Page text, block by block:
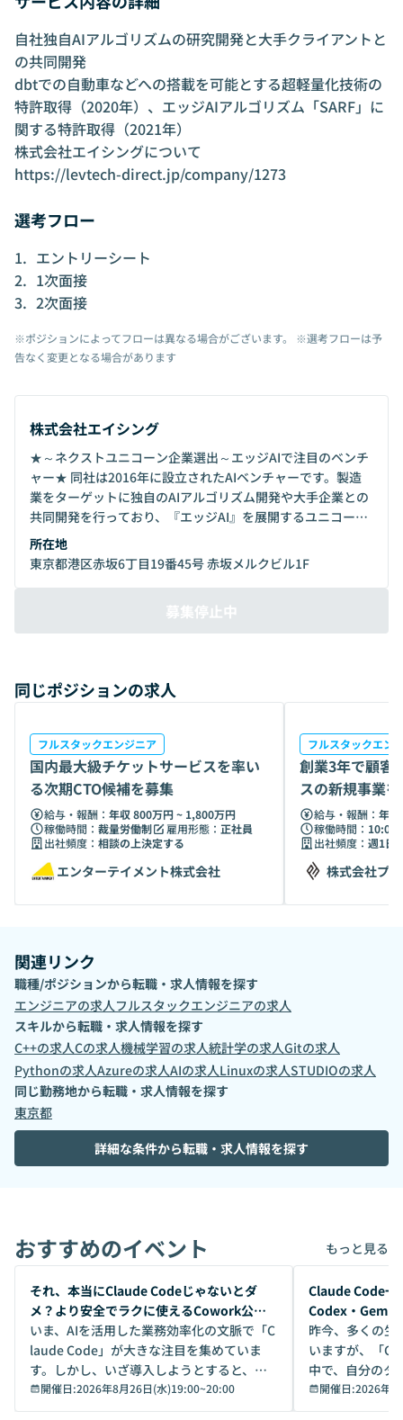
自社独自AIアルゴリズムの研究開発と大手クライアントと
の共同開発
dbtでの自動車などへの搭載を可能とする超軽量化技術の
特許取得（2020年）、エッジAIアルゴリズム「SARF」に
関する特許取得（2021年）
株式会社エイシングについて
https://levtech-direct.jp/company/1273
選考フロー
エントリーシート
1次面接
2次面接
※ポジションによってフローは異なる場合がございます。 ※選考フローは予
告なく変更となる場合があります
株式会社エイシング
★～ネクストユニコーン企業選出～エッジAIで注目のベンチ
ャー★ 同社は2016年に設立されたAIベンチャーです。製造
業をターゲットに独自のAIアルゴリズム開発や大手企業との
共同開発を行っており、『エッジAI』を展開するユニコーン
企業です。 ※エッジAIとは、スマホや車、カメラ等の端末に
AIを搭載し、学習・推論させる技術です。 同社のアルゴリズ
ムの特徴は、Deep Learningのような既存のAIアルゴリズム
が可能である点です。その知見と技術力から、数多くのスタ
ートアップアワード受賞及び、経済産業省の育成プログラム
した。
所在地
東京都港区赤坂6丁目19番45号 赤坂メルクビル1F
募集停止中
同じポジションの求人
フルスタックエンジニア
国内最大級チケットサービスを率い
る次期CTO候補を募集
給与・報酬： 年収 800万円 ~ 1,800万円
稼働時間： 裁量労働制 雇用形態： 正社員
出社頻度： 相談の上決定する
エンターテイメント株式会社
フルスタックエン
創業3年で顧客
スの新規事業
ジニア
給与・報酬： 年
稼働時間： 10:00
出社頻度： 週1日
株式会社プ
関連リンク
職種/ポジションから転職・求人情報を探す
エンジニアの求人フルスタックエンジニアの求人
スキルから転職・求人情報を探す
C++の求人Cの求人機械学習の求人統計学の求人Gitの求人
Pythonの求人Azureの求人AIの求人Linuxの求人STUDIOの求人
同じ勤務地から転職・求人情報を探す
東京都
詳細な条件から転職・求人情報を探す
おすすめのイベント もっと見る
開催前
それ、本当にClaude Codeじゃないとダ
メ？より安全でラクに使えるCowork公開
デモ
いま、AIを活用した業務効率化の文脈で「C
laude Code」が大きな注目を集めていま
す。しかし、いざ導入しようとすると、セ
キュリティ面の懸念や権限管理のハードル
から、気軽に使えないケースも多いのでは
開催日:2026年8月26日(水)19:00~20:00
開催前
Claude Code一
Codex・
昨今、多くの生
いますが、「
中で、自分のタ
いいのか」を自
か？ 「なんとなく誰かが良いと言っていた
開催日:2026年8